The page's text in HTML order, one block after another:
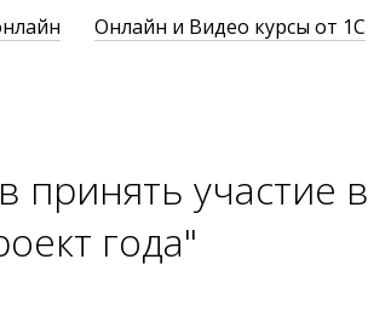
Онлайн и Видео курсы от 1С
принять участие в
года"